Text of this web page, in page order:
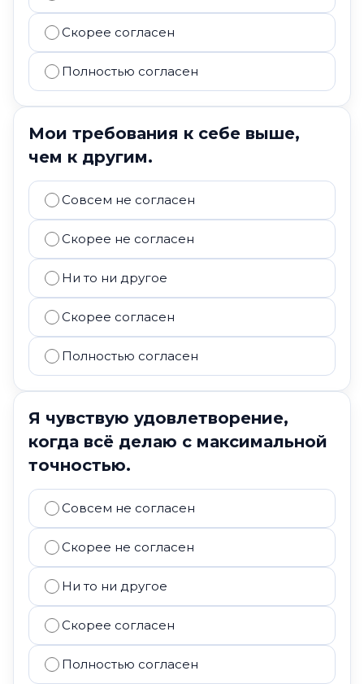
Скорее согласен
Полностью согласен
Мои требования к себе выше,
чем к другим.
Совсем не согласен
Скорее не согласен
Ни то ни другое
Скорее согласен
Полностью согласен
Я чувствую удовлетворение,
когда всё делаю с максимальной
точностью.
Совсем не согласен
Скорее не согласен
Ни то ни другое
Скорее согласен
Полностью согласен